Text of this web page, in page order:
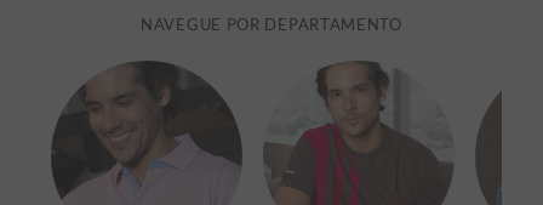
NAVEGUE POR DEPARTAMENTO
2º
camiseta listrada
boné
camiseta
5º
pima
6º
jaqueta